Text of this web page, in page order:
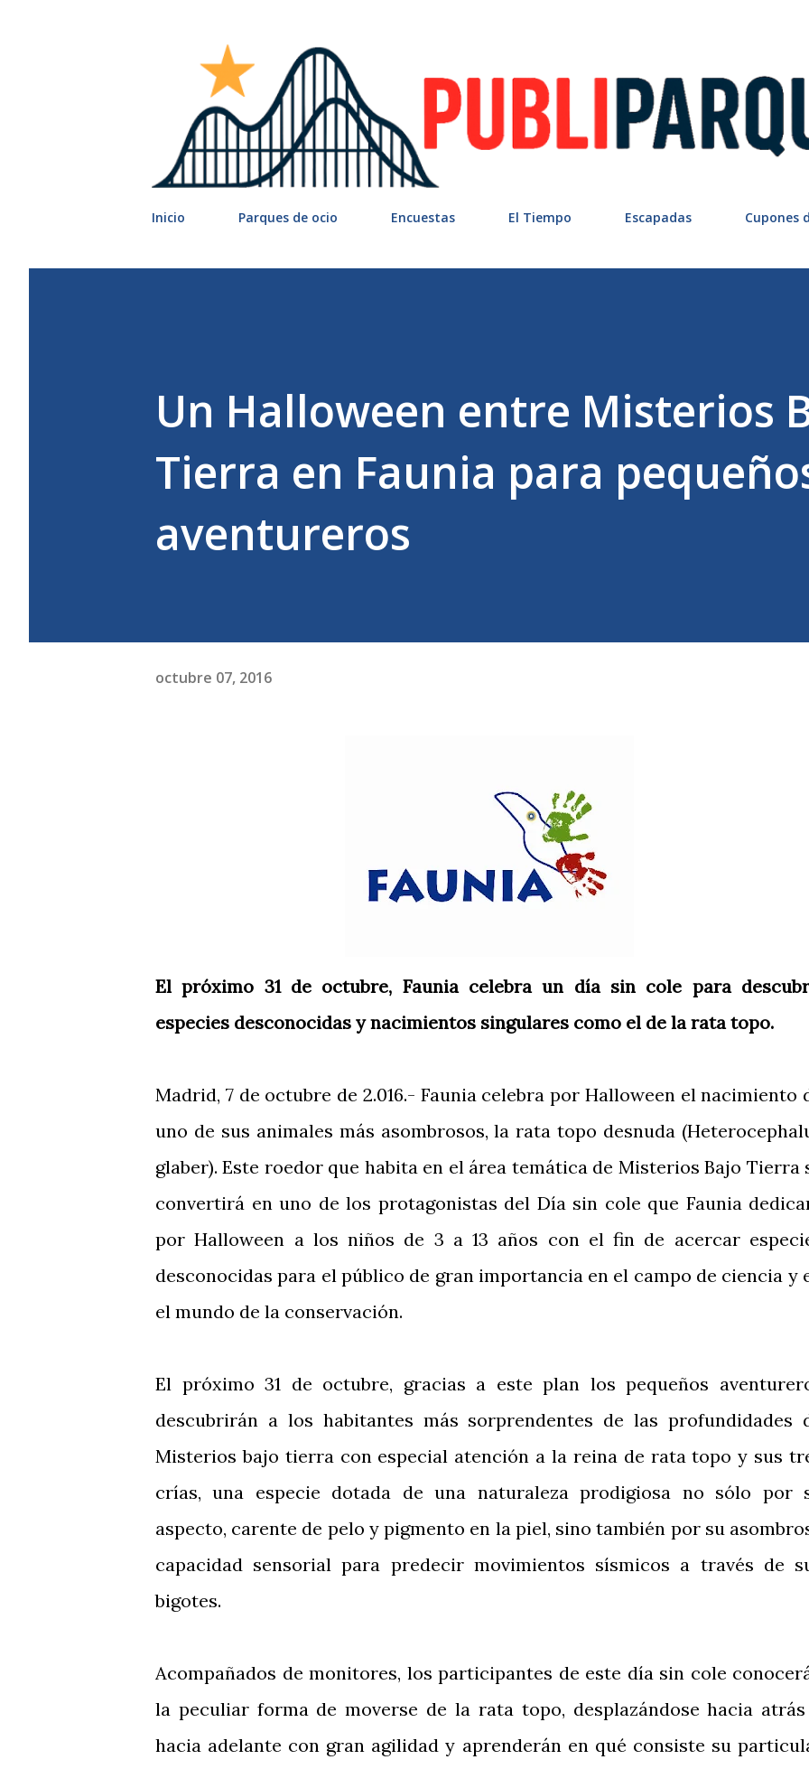
Inicio Parques de ocio Encuestas El Tiempo Escapadas Cupones
Un Halloween entre Misterios
Tierra en Faunia para
aventureros
octubre 07, 2016
El próximo 31 de octubre, Faunia celebra un día sin cole para
especies desconocidas y nacimientos singulares como el de la rata topo.
Madrid, 7 de octubre de 2.016.- Faunia celebra por Halloween el nacimiento
uno de sus animales más asombrosos, la rata topo desnuda
glaber). Este roedor que habita en el área temática de Misterios Bajo Tierra
convertirá en uno de los protagonistas del Día sin cole que Faunia
por Halloween a los niños de 3 a 13 años con el fin de acercar
desconocidas para el público de gran importancia en el campo de ciencia y
el mundo de la conservación.
El próximo 31 de octubre, gracias a este plan los pequeños
descubrirán a los habitantes más sorprendentes de las profundidades
Misterios bajo tierra con especial atención a la reina de rata topo y sus
crías, una especie dotada de una naturaleza prodigiosa no sólo por
aspecto, carente de pelo y pigmento en la piel, sino también por su
capacidad sensorial para predecir movimientos sísmicos a través de
bigotes.
Acompañados de monitores, los participantes de este día sin cole
la peculiar forma de moverse de la rata topo, desplazándose hacia
hacia adelante con gran agilidad y aprenderán en qué consiste su